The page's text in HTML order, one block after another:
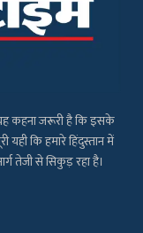
कहना जरूरी है कि इसके
कि हमारे हिंदुस्तान में
तेजी से सिकुड़ रहा है।